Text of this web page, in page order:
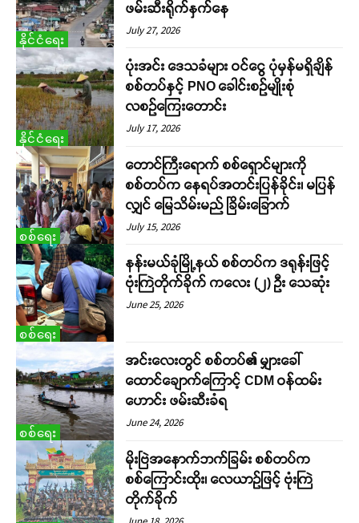
နိုင်ငံရေး
ဖမ်းဆီးရိုက်နှက်နေ
July 27, 2026
နိုင်ငံရေး
ပုံးအင်း ဒေသခံများ ဝင်ငွေ ပုံမှန်မရှိချိန်
စစ်တပ်နှင့် PNO ခေါင်းစဉ်မျိုးစုံ
လစဉ်ကြေးတောင်း
July 17, 2026
စစ်ရေး
တောင်ကြီးရောက် စစ်ရှောင်များကို
စစ်တပ်က နေရပ်အတင်းပြန်ခိုင်း၊ မပြန်
လျှင် မြေသိမ်းမည် ခြိမ်းခြောက်
July 15, 2026
စစ်ရေး
နန်းမယ်ခုံမြို့နယ် စစ်တပ်က ဒရုန်းဖြင့်
ဗုံးကြဲတိုက်ခိုက် ကလေး (၂) ဦး သေဆုံး
June 25, 2026
စစ်ရေး
အင်းလေးတွင် စစ်တပ်၏ မျှားခေါ်
ထောင်ချောက်ကြောင့် CDM ဝန်ထမ်း
ဟောင်း ဖမ်းဆီးခံရ
June 24, 2026
မိုးဗြဲအနောက်ဘက်ခြမ်း စစ်တပ်က
စစ်ကြောင်းထိုး၊ လေယာဉ်ဖြင့် ဗုံးကြဲ
တိုက်ခိုက်